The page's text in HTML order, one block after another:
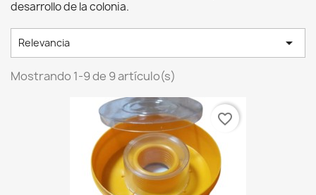
desarrollo de la colonia.
Relevancia 
Mostrando 1-9 de 9 artículo(s)
favorite_border